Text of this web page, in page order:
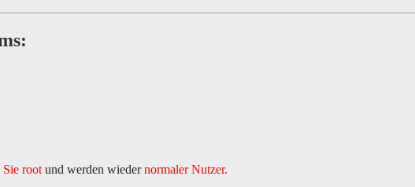
Sie root und werden wiedernormaler Nutzer.